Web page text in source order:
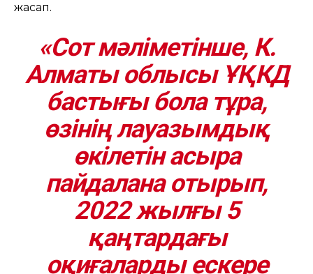
жасап.
«Сот мәліметінше, К.
Алматы облысы ҰҚКД
бастығы бола тұра,
өзінің лауазымдық
өкілетін асыра
пайдалана отырып,
2022 жылғы 5
қаңтардағы
оқиғаларды ескере